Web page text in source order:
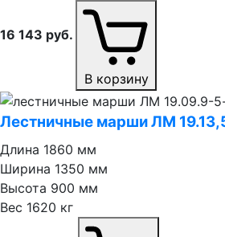
16 143 руб.
В корзину
Лестничные марши ЛМ
Длина 1860 мм
Ширина 1350 мм
Высота 900 мм
Вес 1620 кг